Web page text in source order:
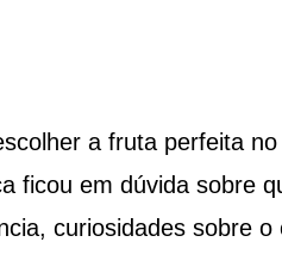
a fruta perfeita
ficou em dúvida sobre
curiosidades sobre